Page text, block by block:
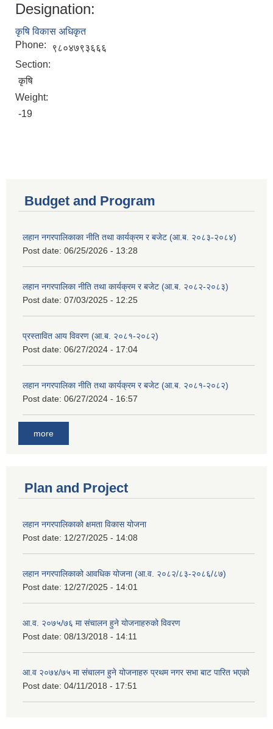
Designation:
कृषि विकास अधिकृत
Phone:
९८०४७९३६६६
Section:
कृषि
Weight:
-19
Budget and Program
लहान नगरपालिकाका नीति तथा कार्यक्रम र बजेट (आ.ब. २०८३-२०८४)
Post date: 06/25/2026 - 13:28
लहान नगरपालिका नीति तथा कार्यक्रम र बजेट (आ.ब. २०८२-२०८३)
Post date: 07/03/2025 - 12:25
प्रस्तावित आय विवरण (आ.ब. २०८१-२०८२)
Post date: 06/27/2024 - 17:04
लहान नगरपालिका नीति तथा कार्यक्रम र बजेट (आ.ब. २०८१-२०८२)
Post date: 06/27/2024 - 16:57
more
Plan and Project
लहान नगरपालिकाको क्षमता विकास योजना
Post date: 12/27/2025 - 14:08
लहान नगरपालिकाको आवधिक योजना (आ.व. २०८२/८३-२०८६/८७)
Post date: 12/27/2025 - 14:01
आ.व. २०७५/७६ मा संचालन हुने योजनाहरुको विवरण
Post date: 08/13/2018 - 14:11
आ.व २०७४/७५ मा संचालन हुने योजनाहरु प्रथम नगर सभा बाट पारित भएको
Post date: 04/11/2018 - 17:51